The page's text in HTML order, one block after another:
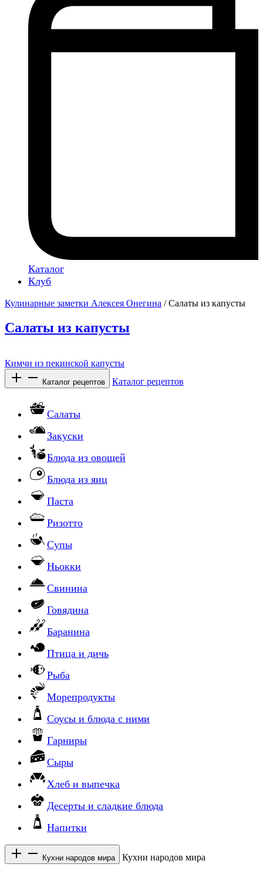
Каталог
Клуб
Кулинарные заметки Алексея Онегина / Салаты из капусты
Салаты из капусты
Кимчи из пекинской капусты
Каталог рецептов Каталог рецептов
Салаты
Закуски
Блюда из овощей
Блюда из яиц
Паста
Ризотто
Супы
Ньокки
Свинина
Говядина
Баранина
Птица и дичь
Рыба
Морепродукты
Соусы и блюда с ними
Гарниры
Сыры
Хлеб и выпечка
Десерты и сладкие блюда
Напитки
Кухни народов мира Кухни народов мира